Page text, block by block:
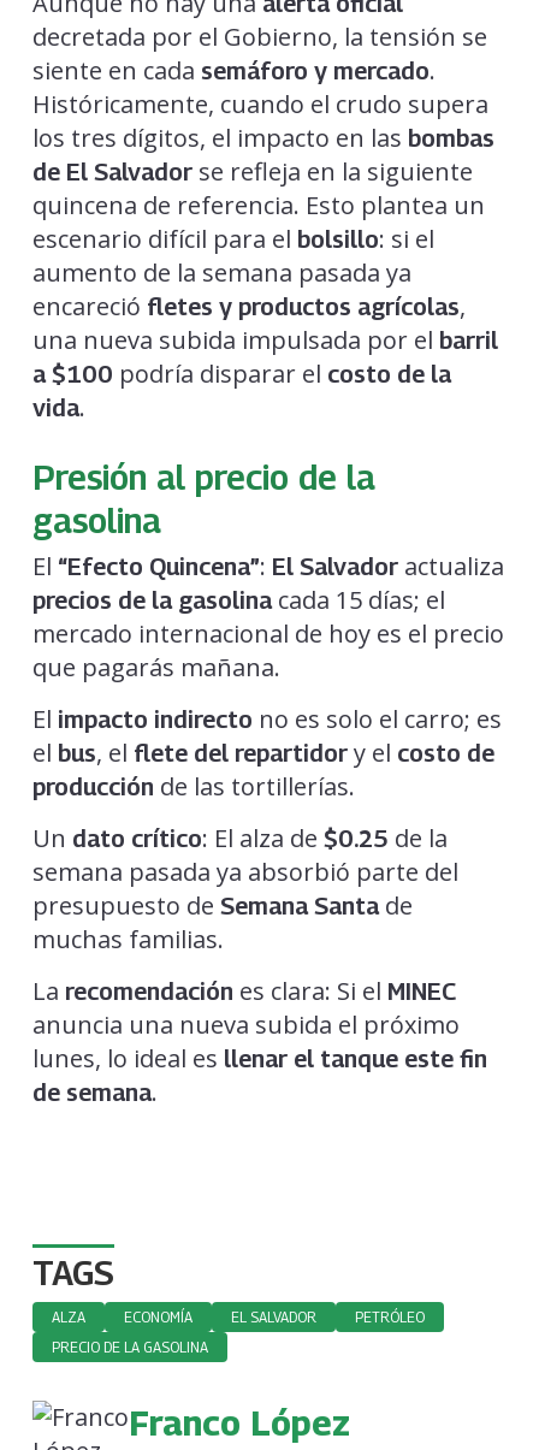
decretada por el Gobierno, la tensión se
siente en cada semáforo y mercado.
Históricamente, cuando el crudo supera
los tres dígitos, el impacto en las bombas
de El Salvadorse refleja en la siguiente
quincena de referencia. Esto plantea un
escenario difícil para el bolsillo: si el
aumento de la semana pasada ya
encareció fletes y productos agrícolas,
una nueva subida impulsada por el barril
a $100 podría disparar el costo de la
vida.
Presión al precio de la
gasolina
El “Efecto Quincena”: El Salvadoractualiza
precios de la gasolinacada 15 días; el
mercado internacional de hoy es el precio
que pagarás mañana.
El impacto indirecto no es solo el carro; es
el bus, el flete del repartidory el costo de
producción de las tortillerías.
Un dato crítico: El alza de $0.25 de la
semana pasada ya absorbió parte del
presupuesto de Semana Santade
muchas familias.
La recomendación es clara: Si el MINEC
anuncia una nueva subida el próximo
lunes, lo ideal es llenar el tanque este fin
de semana.
TAGS
ALZA ECONOMÍA EL SALVADOR
PETRÓLEO
PRECIO DE LA GASOLINA
Franco López